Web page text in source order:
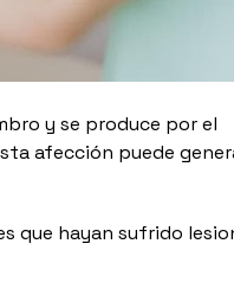
y se produce por el
afección puede
que hayan sufrido